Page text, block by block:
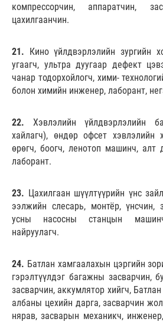
компрессорчин, аппаратчин,
цахилгаанчин.
21. Кино үйлдвэрлэлийн зургийн
угаагч, ультра дуугаар дефект
чанар тодорхойлогч, хими-
болон химийн инженер, лаборант,
22. Хэвлэлийн үйлдвэрлэлийн
хайлагч), өндөр офсет хэвлэлийн
өрөгч, боогч, ленотоп машинч, алт
лаборант.
23. Цахилгаан шүүлтүүрийн үнс
ээлжийн слесарь, монтёр, үнсчин,
усны насосны станцын
найруулагч.
24. Батлан хамгаалахын цэргийн
гэрэлтүүлдэг багажны засварчин,
засварчин, аккумлятор хийгч,
албаны цехийн дарга, засварчин
нярав, засварын механикч,